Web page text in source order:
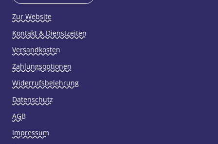
Zur Website
Kontakt & Dienstzeiten
Versandkosten
Zahlungsoptionen
Widerrufsbelehrung
Datenschutz
AGB
Impressum